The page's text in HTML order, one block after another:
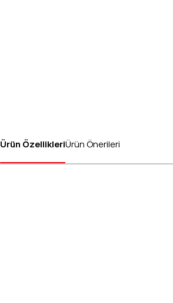
Ürün ÖzellikleriÜrün Önerileri